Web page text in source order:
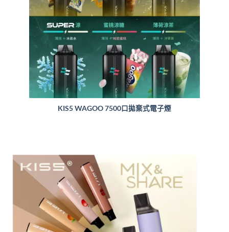
KIS5 WAGOO 7500口拋棄式電子煙